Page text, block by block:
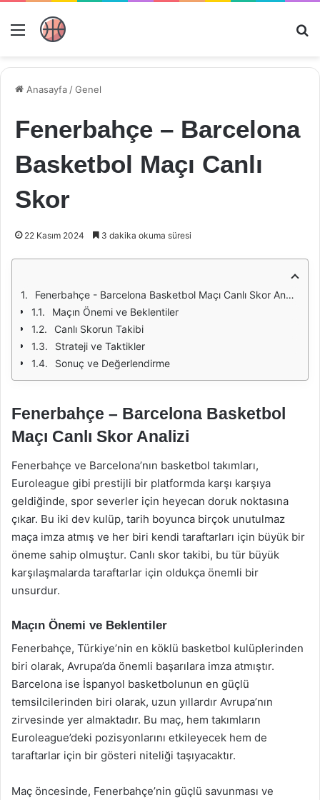
Menü
Anasayfa /Genel
Fenerbahçe – Barcelona
Basketbol Maçı Canlı
Skor
22 Kasım 2024 3 dakika okuma süresi
Fenerbahçe - Barcelona Basketbol Maçı Canlı Skor Analizi
Maçın Önemi ve Beklentiler
Canlı Skorun Takibi
Strateji ve Taktikler
Sonuç ve Değerlendirme
Fenerbahçe – Barcelona Basketbol
Maçı Canlı Skor Analizi
Fenerbahçe ve Barcelona’nın basketbol takımları,
Euroleague gibi prestijli bir platformda karşı karşıya
geldiğinde, spor severler için heyecan doruk noktasına
çıkar. Bu iki dev kulüp, tarih boyunca birçok unutulmaz
maça imza atmış ve her biri kendi taraftarları için büyük bir
öneme sahip olmuştur. Canlı skor takibi, bu tür büyük
karşılaşmalarda taraftarlar için oldukça önemli bir
unsurdur.
Maçın Önemi ve Beklentiler
Fenerbahçe, Türkiye’nin en köklü basketbol kulüplerinden
biri olarak, Avrupa’da önemli başarılara imza atmıştır.
Barcelona ise İspanyol basketbolunun en güçlü
temsilcilerinden biri olarak, uzun yıllardır Avrupa’nın
zirvesinde yer almaktadır. Bu maç, hem takımların
Euroleague’deki pozisyonlarını etkileyecek hem de
taraftarlar için bir gösteri niteliği taşıyacaktır.
Maç öncesinde, Fenerbahçe’nin güçlü savunması ve